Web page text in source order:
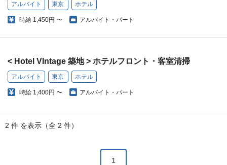
アルバイト 東京 ホテル
時給 1,450円 〜 アルバイト・パート
< Hotel VIntage 築地 > ホテルフロント・客室清掃
アルバイト 東京 ホテル
時給 1,400円 〜 アルバイト・パート
2 件 を表示（全 2 件）
1